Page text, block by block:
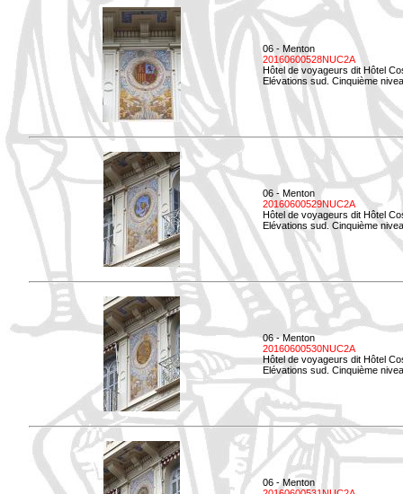
06 - Menton
20160600528NUC2A
Hôtel de voyageurs dit Hôtel
Elévations sud. Cinquième
06 - Menton
20160600529NUC2A
Hôtel de voyageurs dit Hôtel
Elévations sud. Cinquième
06 - Menton
20160600530NUC2A
Hôtel de voyageurs dit Hôtel
Elévations sud. Cinquième
06 - Menton